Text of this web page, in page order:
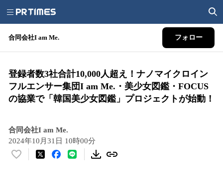
合同会社I am Me. フォロー
登録者数3社合計10,000人超え！ナノマイクロイン
フルエンサー集団I am Me.・美少女図鑑・FOCUS
の協業で「韓国美少女図鑑」プロジェクトが始動！
合同会社I am Me.
2024年10月31日 10時00分
い